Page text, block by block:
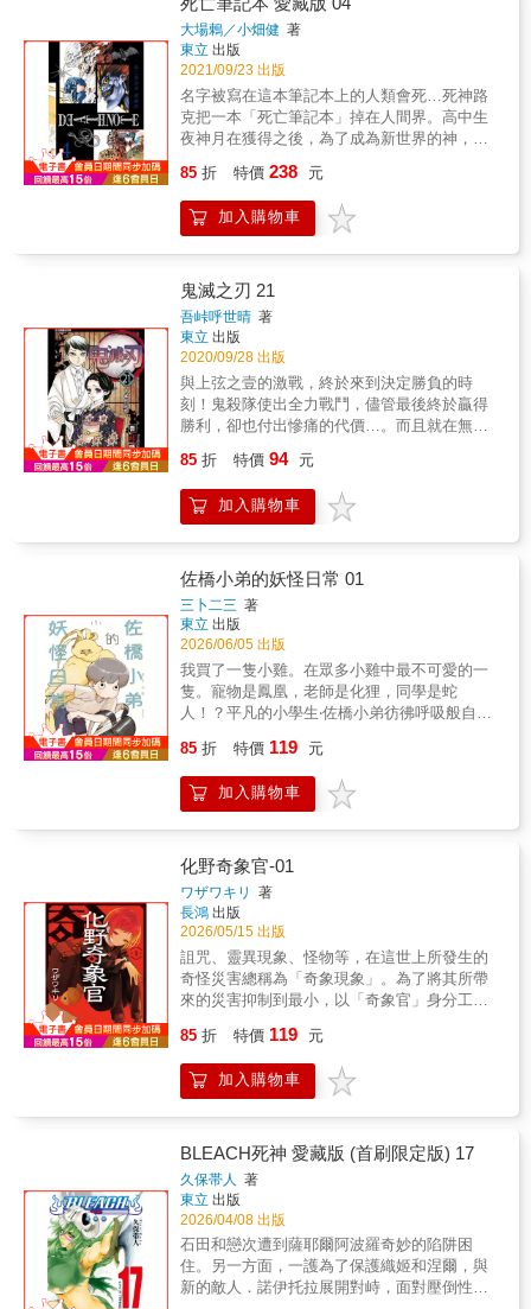
大場鶇／小畑健 著
東立 出版
2021/09/23 出版
名字被寫在這本筆記本上的人類會死…死神路
克把一本「死亡筆記本」掉在人間界。高中生
夜神月在獲得之後，為了成為新世界的神，他
恐怖存在。另一方面，因為犯罪者接二連三神
秘死亡，名偵探Ｌ展開調查。月與Ｌ…兩人壯
烈的對戰自此開幕。
85 折 特價 238 元
加入購物車
鬼滅之刃 21
吾峠呼世晴 著
東立 出版
2020/09/28 出版
與上弦之壹的激戰，終於來到決定勝負的時
刻！鬼殺隊使出全力戰鬥，儘管最後終於贏得
勝利，卻也付出慘痛的代價…。而且就在無限
時，炭治郎將會──？
85 折 特價 94 元
加入購物車
佐橋小弟的妖怪日常 01
三卜二三 著
東立 出版
2026/06/05 出版
我買了一隻小雞。在眾多小雞中最不可愛的一
隻。寵物是鳳凰，老師是化狸，同學是蛇
人！？平凡的小學生‧佐橋小弟彷彿呼吸般自然
面廣受好評的新銳作家呈獻，一個光怪陸離的
日常故事。
85 折 特價 119 元
加入購物車
化野奇象官-01
ワザワキリ
著
長鴻 出版
2026/05/15 出版
詛咒、靈異現象、怪物等，在這世上所發生的
奇怪災害總稱為「奇象現象」。為了將其所帶
來的災害抑制到最小，以「奇象官」身分工作
怪的神祕事件，正式開演。
85 折 特價 119 元
加入購物車
BLEACH死神 愛藏版 (首刷限定版) 17
久保帯人 著
東立 出版
2026/04/08 出版
石田和戀次遭到薩耶爾阿波羅奇妙的陷阱困
住。另一方面，一護為了保護織姬和涅爾，與
新的敵人．諾伊托拉展開對峙，面對壓倒性的